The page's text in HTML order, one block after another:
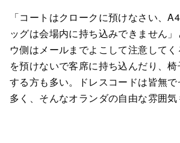
「コートはクロークに預けなさい、
ッグは会場内に持ち込みできません
ウ側はメールまでよこして注意して
を預けないで客席に持ち込んだり、
する方も多い。ドレスコードは皆無
多く、そんなオランダの自由な雰囲気